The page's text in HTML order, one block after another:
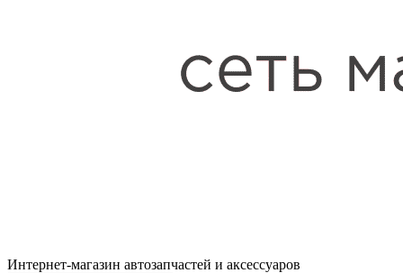
Интернет-магазин автозапчастей и аксессуаров